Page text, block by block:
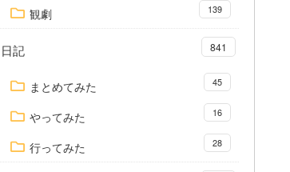
観劇 139
日記 841
まとめてみた 45
やってみた 16
行ってみた 28